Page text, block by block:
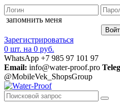
запомнить меня
Зарегистрироваться
0 шт. на 0 руб.
WhatsApp +7 985 97 101 97
Email: info@water-proof.pro
@MobileVek_ShopsGroup